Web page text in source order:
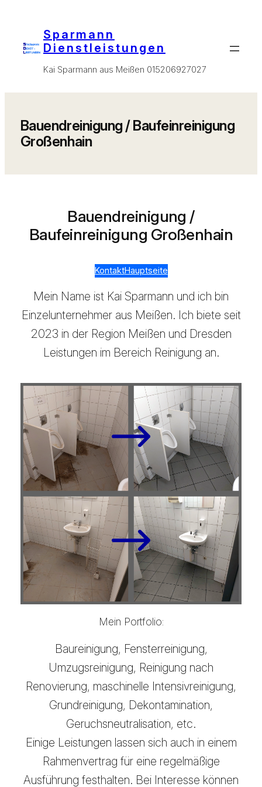
Sparmann
Dienstleistungen
Kai Sparmann aus Meißen 015206927027
Bauendreinigung / Baufeinreinigung
Großenhain
Bauendreinigung /
Baufeinreinigung Großenhain
KontaktHauptseite
Mein Name ist Kai Sparmann und ich bin
Einzelunternehmer aus Meißen. Ich biete seit
2023 in der Region Meißen und Dresden
Leistungen im Bereich Reinigung an.
Mein Portfolio:
Baureinigung, Fensterreinigung,
Umzugsreinigung, Reinigung nach
Renovierung, maschinelle Intensivreinigung,
Grundreinigung, Dekontamination,
Geruchsneutralisation, etc.
Einige Leistungen lassen sich auch in einem
Rahmenvertrag für eine regelmäßige
Ausführung festhalten. Bei Interesse können